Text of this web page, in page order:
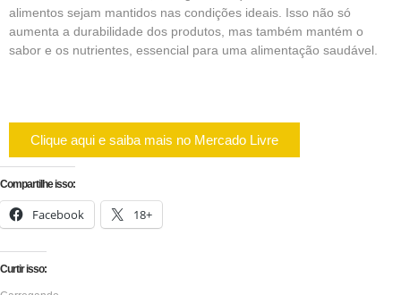
alimentos sejam mantidos nas condições ideais. Isso não só
aumenta a durabilidade dos produtos, mas também mantém o
sabor e os nutrientes, essencial para uma alimentação saudável.
Clique aqui e saiba mais no Mercado Livre
Compartilhe isso:
Facebook 18+
Curtir isso: